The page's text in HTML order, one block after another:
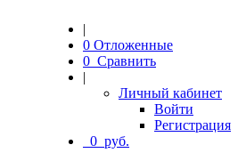
|
0 Отложенные
0 Сравнить
|
Личный кабинет
Войти
Регистрация
0 руб.